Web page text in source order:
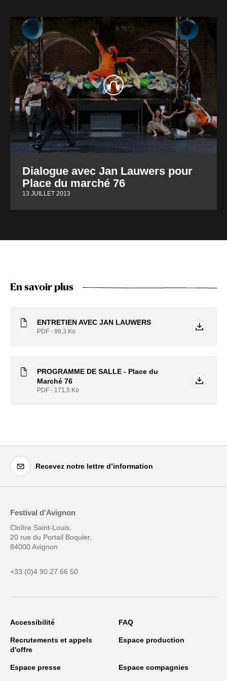
Dialogue avec Jan Lauwers pour
Place du marché 76
13 JUILLET 2013
En savoir plus
ENTRETIEN AVEC JAN LAUWERS
PDF - 99,3 Ko
PROGRAMME DE SALLE - Place du
Marché 76
PDF - 171,5 Ko
Recevez notre lettre d’information
Festival d'Avignon
Cloître Saint-Louis,
20 rue du Portail Boquier,
84000 Avignon
+33 (0)4 90 27 66 50
Accessibilité FAQ
Recrutements et appels
d'offre
Espace production
Espace presse Espace compagnies